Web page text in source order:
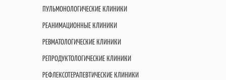
ПУЛЬМОНОЛОГИЧЕСКИЕ КЛИНИКИ
РЕАНИМАЦИОННЫЕ КЛИНИКИ
РЕВМАТОЛОГИЧЕСКИЕ КЛИНИКИ
РЕПРОДУКТОЛОГИЧЕСКИЕ КЛИНИКИ
РЕФЛЕКСОТЕРАПЕВТИЧЕСКИЕ КЛИНИКИ